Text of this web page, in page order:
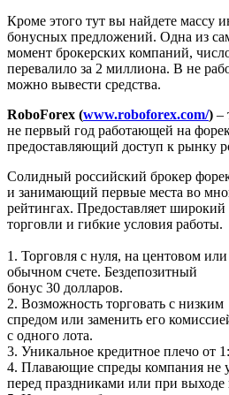
Кроме этого тут вы найдете массу
бонусных предложений. Одна из
момент брокерских компаний,
перевалило за 2 миллиона. В не
можно вывести средства.
RoboForex (www.roboforex.com/) –
не первый год работающей на
предоставляющий доступ к рынку
Солидный российский брокер
и занимающий первые места во
рейтингах. Предоставляет
торговли и гибкие условия работы.
1. Торговля с нуля, на центовом или
обычном счете. Бездепозитный
бонус 30 долларов.
2. Возможность торговать с низким
спредом или заменить его
с одного лота.
3. Уникальное кредитное плечо от
4. Плавающие спреды компания не
перед праздниками или при выходе